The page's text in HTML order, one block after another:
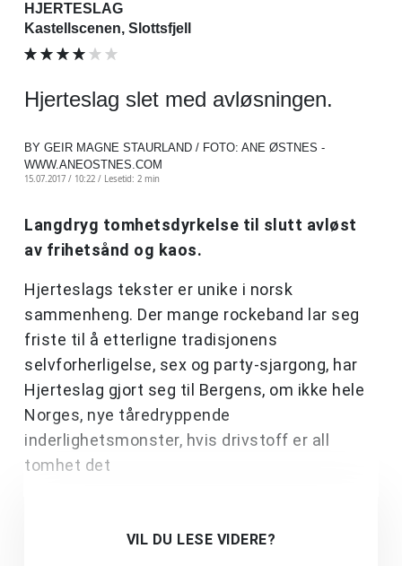
HJERTESLAG
Kastellscenen, Slottsfjell
Hjerteslag slet med avløsningen.
BY GEIR MAGNE STAURLAND / FOTO: ANE ØSTNES -
WWW.ANEOSTNES.COM
15.07.2017 / 10:22 / Lesetid: 2 min
Langdryg tomhetsdyrkelse til slutt avløst
av frihetsånd og kaos.
Hjerteslags tekster er unike i norsk
sammenheng. Der mange rockeband lar seg
friste til å etterligne tradisjonens
selvforherligelse, sex og party-sjargong, har
Hjerteslag gjort seg til Bergens, om ikke hele
Norges, nye tåredryppende
inderlighetsmonster, hvis drivstoff er all
tomhet det
VIL DU LESE VIDERE?